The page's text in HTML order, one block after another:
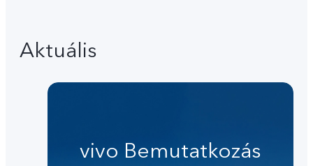
Aktuális
vivo Bemutatkozás